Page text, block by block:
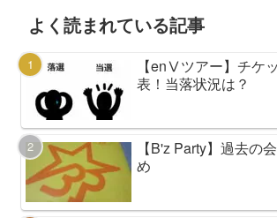
よく読まれている記事
【enⅤツアー】チケ
表！当落状況は？
【B'z Party】過去の
め